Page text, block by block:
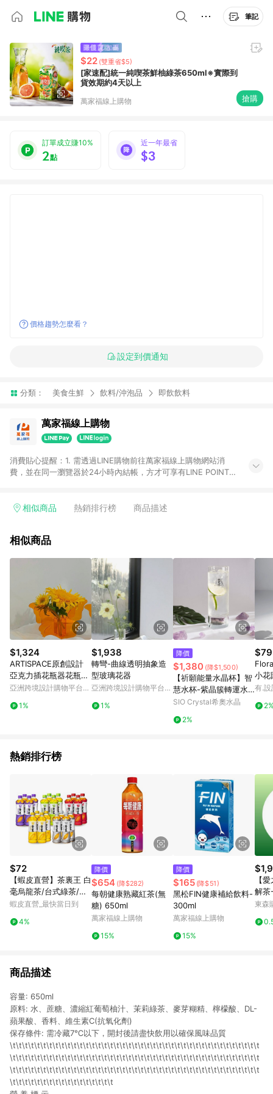
筆記
$22 (雙重省$5)
[家速配]統一純喫茶鮮柚綠茶650ml※實際到
貨效期約4天以上
萬家福線上購物 搶購
訂單成立賺10%
2點
近一年最省
$3
價格趨勢怎麼看？
設定到價通知
分類： 美食生鮮 飲料/沖泡品 即飲飲料
萬家福線上購物
消費貼心提醒：1. 需透過LINE購物前往萬家福線上購物網站消
費，並在同一瀏覽器於24小時內結帳，方才可享有LINE POINTS
4. 不具回饋資格種類商品：電子禮券。 5. 回饋點數計算將排除訂
錄，相關問題請於保留時間內聯絡客服中心，並由康達盛通生活
提供簡單、快速、輕鬆的購物流程及體驗，將不定期推出精選、
話題性或期間限定商品來滿足您的喜好。
相似商品 熱銷排行榜 商品描述
相似商品
$1,324
ARTISPACE原創設計
亞克力插花瓶器花瓶擺
件
亞洲跨境設計購物平台
1%
$1,938
轉彎-曲線透明抽象造
型玻璃花器
亞洲跨境設計購物平台
1%
降價
$1,380 (降$1,500)
【祈願能量水晶杯】智
慧水杯-紫晶簇轉運水
杯
SIO Crystal希奧水晶
2%
小花
有.
熱銷排行榜
$72
【蝦皮直營】茶裏王 白
毫烏龍茶/台式綠茶/英
式紅茶/日式無糖綠茶/
入/組 飲料 綠茶
蝦皮直營_最快當日到
4%
降價
$654 (降$282)
每朝健康熟藏紅茶(無
糖) 650ml
萬家福線上購物
15%
降價
$165 (降$51)
黑松FIN健康補給飲料-
300ml
萬家福線上購物
15%
【
解
入/
東森
商品描述
容量: 650ml
原料: 水、蔗糖、濃縮紅葡萄柚汁、茉莉綠茶、麥芽糊精、檸檬酸、DL-
蘋果酸、香料、維生素C(抗氧化劑)
保存條件: 需冷藏7℃以下，開封後請盡快飲用以確保風味品質
\t\t\t\t\t\t\t\t\t\t\t\t\t\t\t\t\t\t\t\t\t\t\t\t\t\t\t\t\t\t\t\t\t\t\t\t\t\t\t\t\t
\t\t\t\t\t\t\t\t\t\t\t\t\t\t\t\t\t\t\t\t\t\t\t\t\t\t\t\t\t\t\t\t\t\t\t\t\t\t\t\t\t
\t\t\t\t\t\t\t\t\t\t\t\t\t\t\t\t\t\t\t\t\t\t\t\t\t\t\t\t\t\t\t\t\t\t\t\t\t\t\t\t\t
\t\t\t\t\t\t\t\t\t\t\t\t\t\t\t\t\t